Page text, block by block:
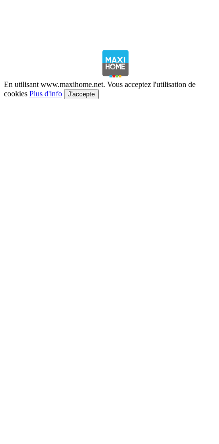
En utilisant www.maxihome.net. Vous acceptez l'utilisation de
cookies Plus d'info J'accepte